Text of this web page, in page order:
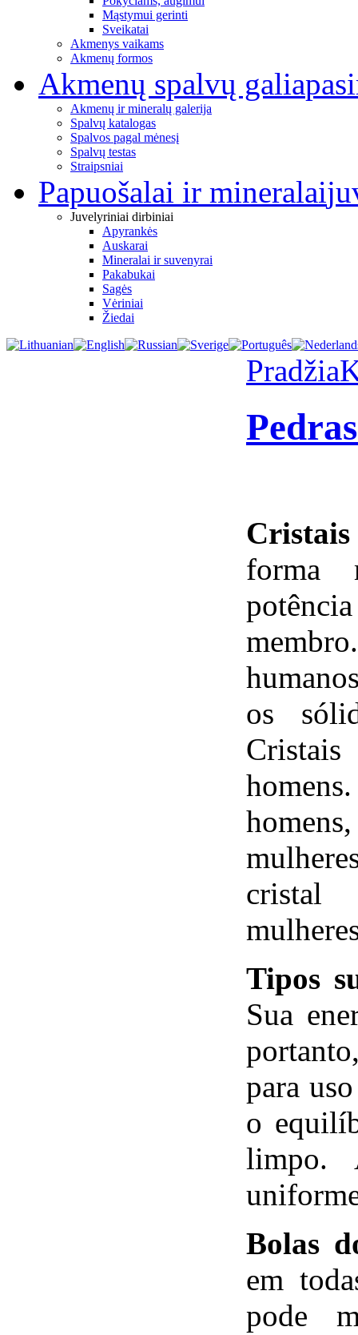
Mąstymui gerinti
Sveikatai
Akmenys vaikams
Akmenų formos
Akmenų spalvų galia
Akmenų ir mineralų galerija
Spalvų katalogas
Spalvos pagal mėnesį
Spalvų testas
Straipsniai
Papuošalai ir mineralai
Juvelyriniai dirbiniai
Apyrankės
Auskarai
Mineralai ir suvenyrai
Pakabukai
Sagės
Vėriniai
Žiedai
Pradžia
Cristais
forma
os
cristal
Tipos
Sua
para
o
limpo.
Bolas
em
pode